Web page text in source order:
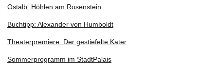
Ostalb: Höhlen am Rosenstein
Buchtipp: Alexander von Humboldt
Theaterpremiere: Der gestiefelte Kater
Sommerprogramm im StadtPalais